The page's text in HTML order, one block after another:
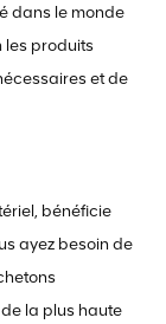
dans le monde
les produits
et de
bénéficie
ayez besoin de
la plus haute